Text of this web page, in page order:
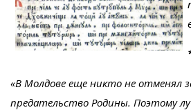
«В Молдове еще никто не отменял
предательство Родины. Поэтому